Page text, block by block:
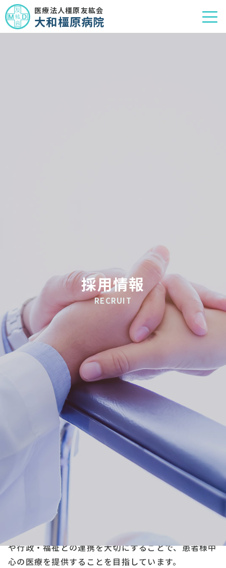
医療法人橿原友紘会
大和橿原病院
採用情報
RECRUIT
患者様の笑顔のために
地域医療を支える医療人として活躍しませ
大和橿原病院では、最先端の技術に挑む情熱と、知識
のアップデート、技術の向上に努める前向きな姿勢を
大切にしています。
患者様の生命と安全を最優先に考え、地域の医療機関
や行政・福祉との連携を大切にすることで、患者様中
心の医療を提供することを目指しています。